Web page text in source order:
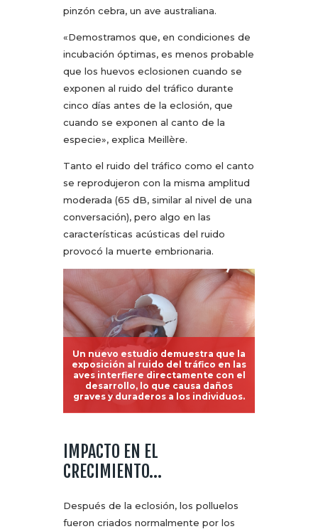
pinzón cebra, un ave australiana.
«Demostramos que, en condiciones de
incubación óptimas, es menos probable
que los huevos eclosionen cuando se
exponen al ruido del tráfico durante
cinco días antes de la eclosión, que
cuando se exponen al canto de la
especie», explica Meillère.
Tanto el ruido del tráfico como el canto
se reprodujeron con la misma amplitud
moderada (65 dB, similar al nivel de una
conversación), pero algo en las
características acústicas del ruido
provocó la muerte embrionaria.
Un nuevo estudio demuestra que la
exposición al ruido del tráfico en las
aves interfiere directamente con el
desarrollo, lo que causa daños
graves y duraderos a los individuos.
IMPACTO EN EL
CRECIMIENTO…
Después de la eclosión, los polluelos
fueron criados normalmente por los